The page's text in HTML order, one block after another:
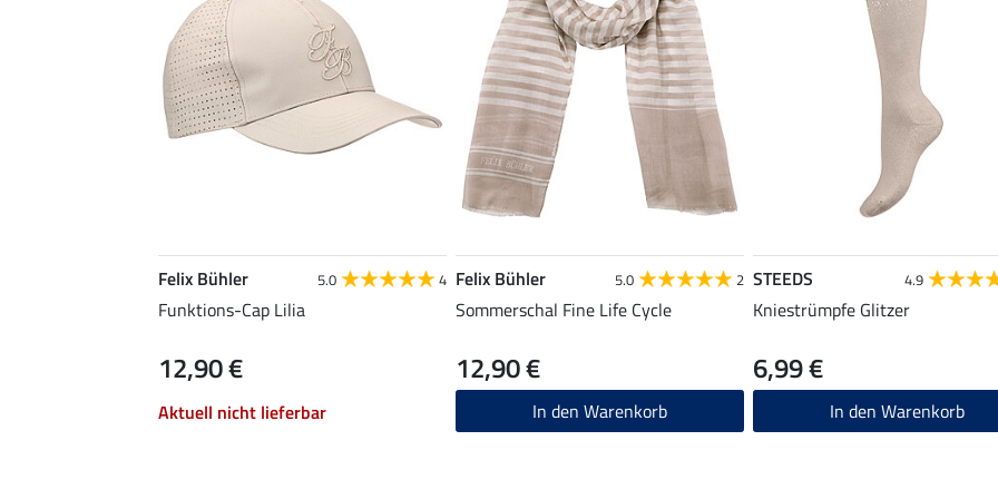
Felix Bühler 5.0 4
Funktions-Cap Lilia
12,90 €
Aktuell nicht lieferbar
Felix Bühler 5.0 2
Sommerschal Fine Life Cycle
12,90 €
In den Warenkorb
STEEDS 4.9
Kniestrümpfe Glitzer
6,99 €
In den Warenkorb